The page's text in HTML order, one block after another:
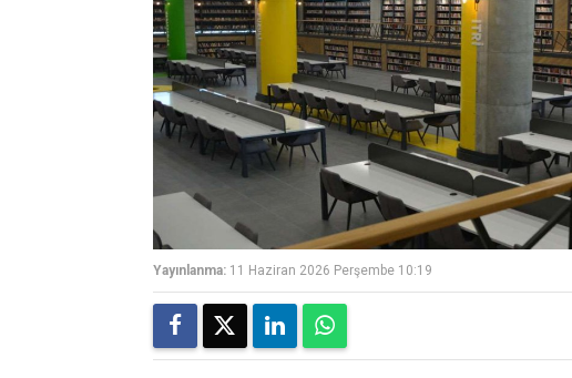
Yayınlanma: 11 Haziran 2026 Perşembe 10:19